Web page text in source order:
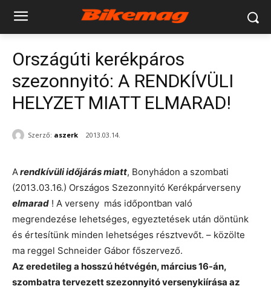
Országúti kerékpáros
szezonnyitó: A RENDKÍVÜLI
HELYZET MIATT ELMARAD!
Szerző: aszerk 2013.03.14.
Arendkívüli időjárás miatt, Bonyhádon a szombati
(2013.03.16.) Országos Szezonnyitó Kerékpárverseny
elmarad ! A verseny más időpontban való
megrendezése lehetséges, egyeztetések után döntünk
és értesítünk minden lehetséges résztvevőt. – közölte
ma reggel Schneider Gábor főszervező.
Az eredetileg a hosszú hétvégén, március 16-án,
szombatra tervezett szezonnyitó versenykiírása az